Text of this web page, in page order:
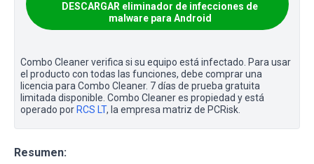
DESCARGAR eliminador de infecciones de
malware para Android
Combo Cleaner verifica si su equipo está infectado. Para usar
el producto con todas las funciones, debe comprar una
licencia para Combo Cleaner. 7 días de prueba gratuita
limitada disponible. Combo Cleaner es propiedad y está
operado por RCS LT, la empresa matriz de PCRisk.
Resumen: